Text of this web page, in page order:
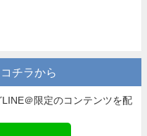
チラから
＠限定のコンテンツを配